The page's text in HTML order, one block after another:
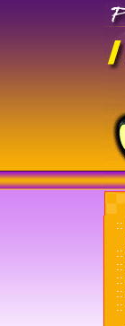
::
::
::
::
::
::